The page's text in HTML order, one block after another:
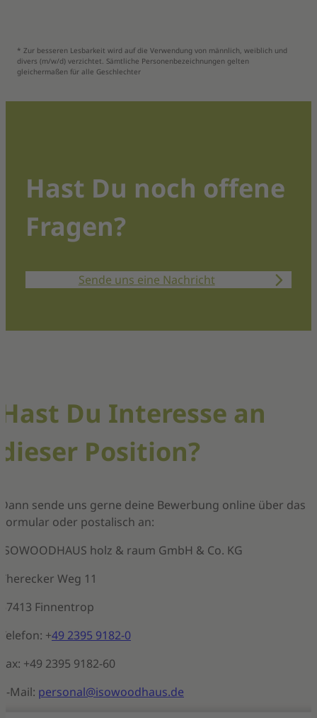
* Zur besseren Lesbarkeit wird auf die Verwendung von männlich, weiblich und
divers (m/w/d) verzichtet. Sämtliche Personenbezeichnungen gelten
gleichermaßen für alle Geschlechter
Hast Du noch offene
Fragen?
Sende uns eine Nachricht
Hast Du Interesse an
dieser Position?
Dann sende uns gerne deine Bewerbung online über das
Formular oder postalisch an:
ISOWOODHAUS holz & raum GmbH & Co. KG
Therecker Weg 11
57413 Finnentrop
Telefon: +49 2395 9182-0
Fax: +49 2395 9182-60
E-Mail: personal@isowoodhaus.de